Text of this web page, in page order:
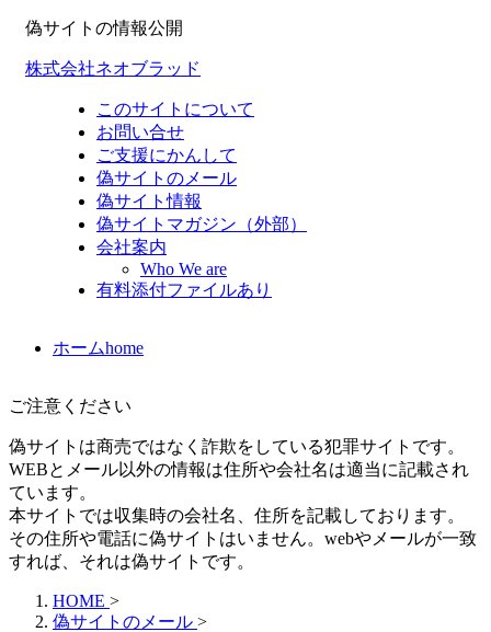
偽サイトの情報公開
株式会社ネオブラッド
このサイトについて
お問い合せ
ご支援にかんして
偽サイトのメール
偽サイト情報
偽サイトマガジン（外部）
会社案内
Who We are
有料添付ファイルあり
ホームhome
ご注意ください
偽サイトは商売ではなく詐欺をしている犯罪サイトです。
WEBとメール以外の情報は住所や会社名は適当に記載され
ています。
本サイトでは収集時の会社名、住所を記載しております。
その住所や電話に偽サイトはいません。webやメールが一致
すれば、それは偽サイトです。
HOME >
偽サイトのメール >